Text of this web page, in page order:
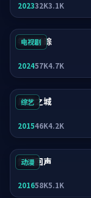
202332K3.1K
电视剧
零号疑踪
202457K4.7K
综艺
风暴之城
201546K4.2K
动漫
焚城回声
201658K5.1K